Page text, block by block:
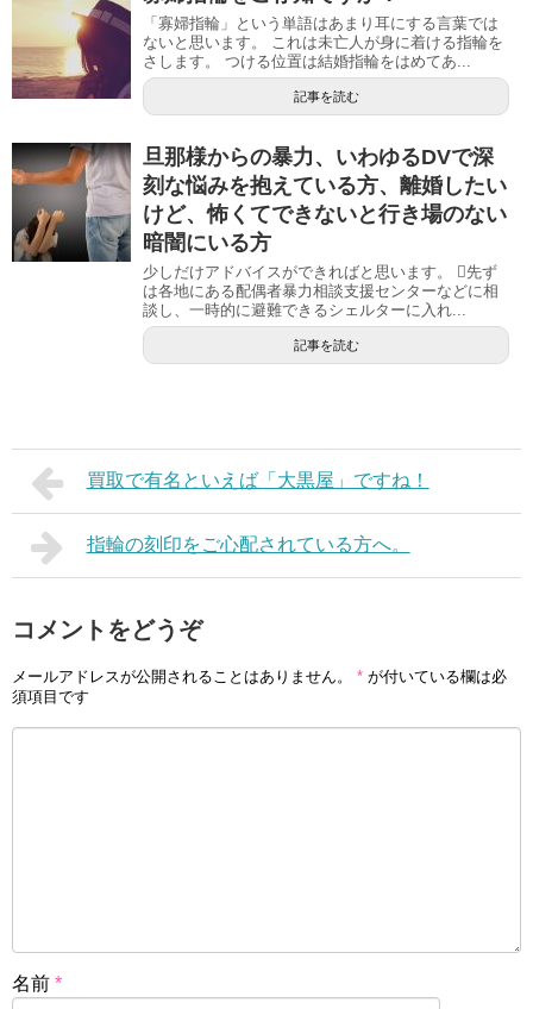
「寡婦指輪」という単語はあまり耳にする言葉では
ないと思います。 これは未亡人が身に着ける指輪を
さします。 つける位置は結婚指輪をはめてあ...
記事を読む
旦那様からの暴力、いわゆるDVで深
刻な悩みを抱えている方、離婚したい
けど、怖くてできないと行き場のない
暗闇にいる方
少しだけアドバイスができればと思います。 先ず
は各地にある配偶者暴力相談支援センターなどに相
談し、一時的に避難できるシェルターに入れ...
記事を読む
買取で有名といえば「大黒屋」ですね！
指輪の刻印をご心配されている方へ。
コメントをどうぞ
メールアドレスが公開されることはありません。 * が付いている欄は必
須項目です
名前 *